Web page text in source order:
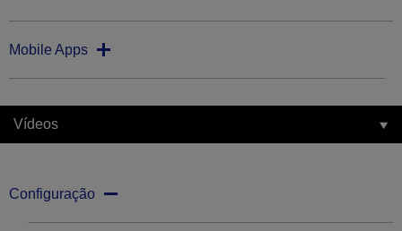
Mobile Apps
Vídeos
Configuração